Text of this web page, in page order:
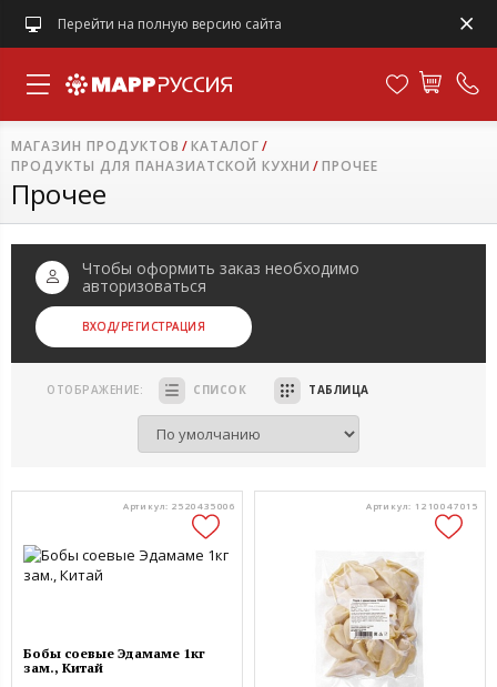
Перейти на полную версию сайта
МАГАЗИН ПРОДУКТОВ
КАТАЛОГ
ПРОДУКТЫ ДЛЯ ПАНАЗИАТСКОЙ КУХНИ
ПРОЧЕЕ
Прочее
Чтобы оформить заказ необходимо
авторизоваться
ВХОД/РЕГИСТРАЦИЯ
ОТОБРАЖЕНИЕ: СПИСОК ТАБЛИЦА
Артикул: 2520435006
Бобы соевые Эдамаме 1кг
зам., Китай
Артикул: 1210047015